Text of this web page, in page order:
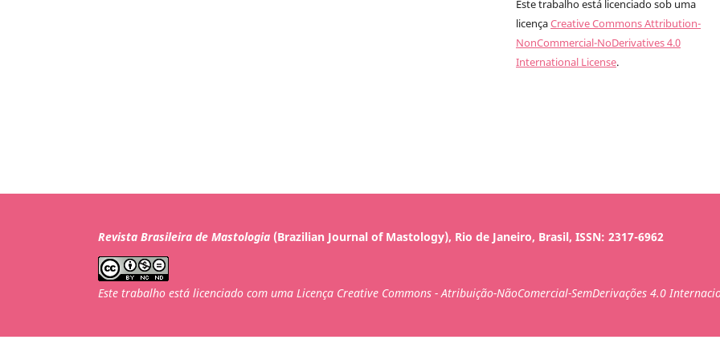
Este trabalho está licenciado sob uma
licençaCreative Commons Attribution-
NonCommercial-NoDerivatives 4.0
International License.
Revista Brasileira de Mastologia (Brazilian Journal of Mastology), Rio de Janeiro, Brasil, ISSN: 2317-6962
Este trabalho está licenciado com uma Licença Creative Commons - Atribuição-NãoComercial-SemDerivações 4.0